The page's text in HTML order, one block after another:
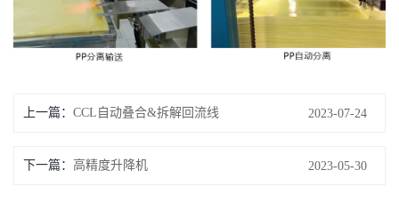
上一篇： CCL自动叠合&拆解回流线 2023-07-24
下一篇： 高精度升降机 2023-05-30